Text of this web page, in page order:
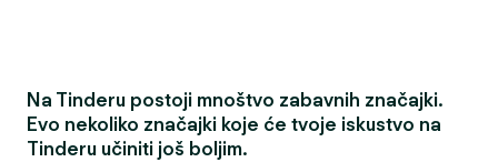
Na Tinderu postoji mnoštvo zabavnih značajki.
Evo nekoliko značajki koje će tvoje iskustvo na
Tinderu učiniti još boljim.